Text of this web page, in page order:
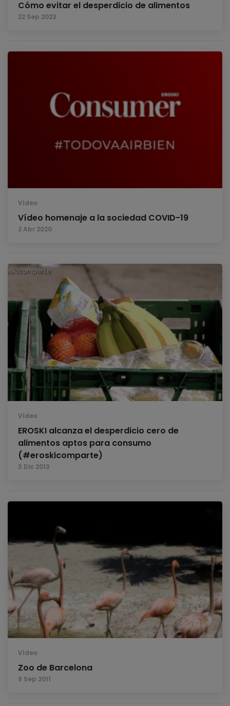
Cómo evitar el desperdicio de alimentos
22 Sep 2023
Vídeo
Vídeo homenaje a la sociedad COVID-19
2 Abr 2020
Vídeo
EROSKI alcanza el desperdicio cero de
alimentos aptos para consumo
(#eroskicomparte)
3 Dic 2013
Vídeo
Zoo de Barcelona
9 Sep 2011